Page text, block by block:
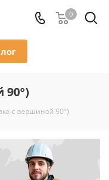
0
с вершиной 90°)